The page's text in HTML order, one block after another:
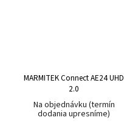
MARMITEK Connect AE24 UHD
2.0
Na objednávku (termín
dodania upresníme)